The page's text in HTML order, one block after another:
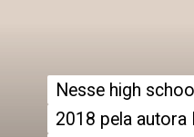
Nesse high
2018 pela autora
Nesse high
2018 pela autora